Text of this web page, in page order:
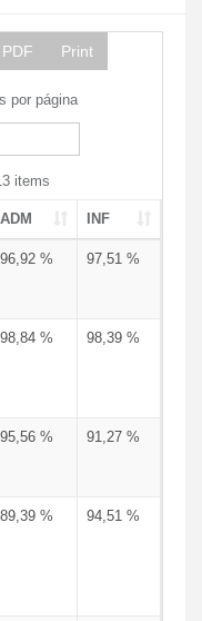
PDF Print
por página
items
ADM INF
96,92 % 97,51 %
98,84 % 98,39 %
95,56 % 91,27 %
89,39 % 94,51 %